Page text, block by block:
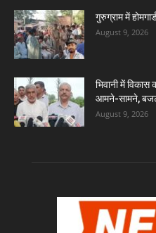
गुरुग्राम में
August 9, 2026
भिवानी में
आमने-सामने,
August 9, 2026